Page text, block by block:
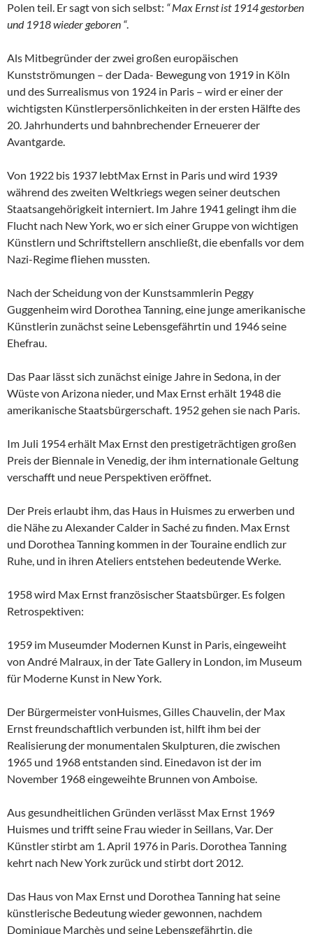
Polen teil. Er sagt von sich selbst: “ Max Ernst ist 1914 gestorben
und 1918 wieder geboren “.
Als Mitbegründer der zwei großen europäischen
Kunstströmungen – der Dada- Bewegung von 1919 in Köln
und des Surrealismus von 1924 in Paris – wird er einer der
wichtigsten Künstlerpersönlichkeiten in der ersten Hälfte des
20. Jahrhunderts und bahnbrechender Erneuerer der
Avantgarde.
Von 1922 bis 1937 lebtMax Ernst in Paris und wird 1939
während des zweiten Weltkriegs wegen seiner deutschen
Staatsangehörigkeit interniert. Im Jahre 1941 gelingt ihm die
Flucht nach New York, wo er sich einer Gruppe von wichtigen
Künstlern und Schriftstellern anschließt, die ebenfalls vor dem
Nazi-Regime fliehen mussten.
Nach der Scheidung von der Kunstsammlerin Peggy
Guggenheim wird Dorothea Tanning, eine junge amerikanische
Künstlerin zunächst seine Lebensgefährtin und 1946 seine
Ehefrau.
Das Paar lässt sich zunächst einige Jahre in Sedona, in der
Wüste von Arizona nieder, und Max Ernst erhält 1948 die
amerikanische Staatsbürgerschaft. 1952 gehen sie nach Paris.
Im Juli 1954 erhält Max Ernst den prestigeträchtigen großen
Preis der Biennale in Venedig, der ihm internationale Geltung
verschafft und neue Perspektiven eröffnet.
Der Preis erlaubt ihm, das Haus in Huismes zu erwerben und
die Nähe zu Alexander Calder in Saché zu finden. Max Ernst
und Dorothea Tanning kommen in der Touraine endlich zur
Ruhe, und in ihren Ateliers entstehen bedeutende Werke.
1958 wird Max Ernst französischer Staatsbürger. Es folgen
Retrospektiven:
1959 im Museumder Modernen Kunst in Paris, eingeweiht
von André Malraux, in der Tate Gallery in London, im Museum
für Moderne Kunst in New York.
Der Bürgermeister vonHuismes, Gilles Chauvelin, der Max
Ernst freundschaftlich verbunden ist, hilft ihm bei der
Realisierung der monumentalen Skulpturen, die zwischen
1965 und 1968 entstanden sind. Einedavon ist der im
November 1968 eingeweihte Brunnen von Amboise.
Aus gesundheitlichen Gründen verlässt Max Ernst 1969
Huismes und trifft seine Frau wieder in Seillans, Var. Der
Künstler stirbt am 1. April 1976 in Paris. Dorothea Tanning
kehrt nach New York zurück und stirbt dort 2012.
Das Haus von Max Ernst und Dorothea Tanning hat seine
künstlerische Bedeutung wieder gewonnen, nachdem
Dominique Marchès und seine Lebensgefährtin, die